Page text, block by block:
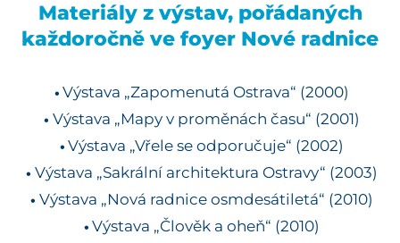
Materiály z výstav, pořádaných
každoročně ve foyer Nové radnice
Výstava „Zapomenutá Ostrava“ (2000)
Výstava „Mapy v proměnách času“ (2001)
Výstava „Vřele se odporučuje“ (2002)
Výstava „Sakrální architektura Ostravy“ (2003)
Výstava „Nová radnice osmdesátiletá“ (2010)
Výstava „Člověk a oheň“ (2010)